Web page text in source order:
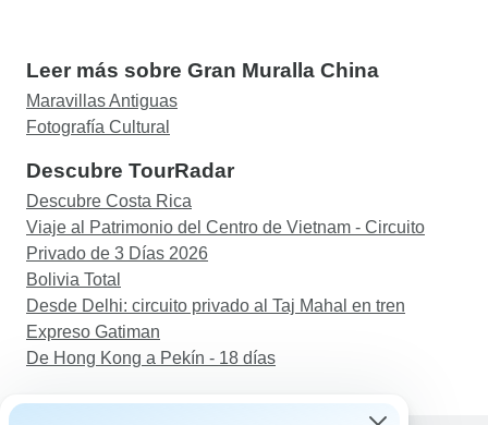
Leer más sobre Gran Muralla China
Maravillas Antiguas
Fotografía Cultural
Descubre TourRadar
Descubre Costa Rica
Viaje al Patrimonio del Centro de Vietnam - Circuito
Privado de 3 Días 2026
Bolivia Total
Desde Delhi: circuito privado al Taj Mahal en tren
Expreso Gatiman
De Hong Kong a Pekín - 18 días